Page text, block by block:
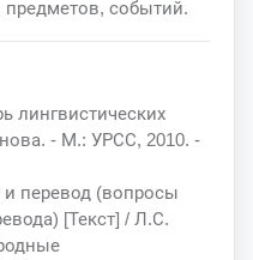
событий.
лингвистических
- М.: УРСС, 2010. -
перевод (вопросы
[Текст] / Л.С.